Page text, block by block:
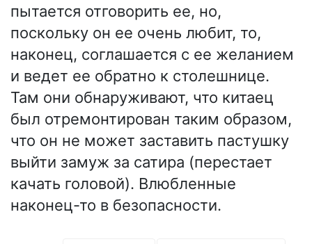
пытается отговорить ее, но,
поскольку он ее очень любит, то,
наконец, соглашается с ее желанием
и ведет ее обратно к столешнице.
Там они обнаруживают, что китаец
был отремонтирован таким образом,
что он не может заставить пастушку
выйти замуж за сатира (перестает
качать головой). Влюбленные
наконец-то в безопасности.